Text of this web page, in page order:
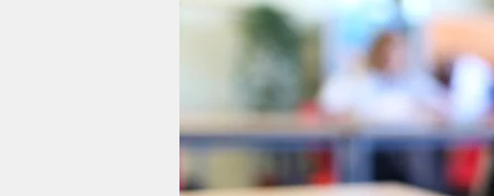
wahrheit
verlag
verlag
veranstaltungen